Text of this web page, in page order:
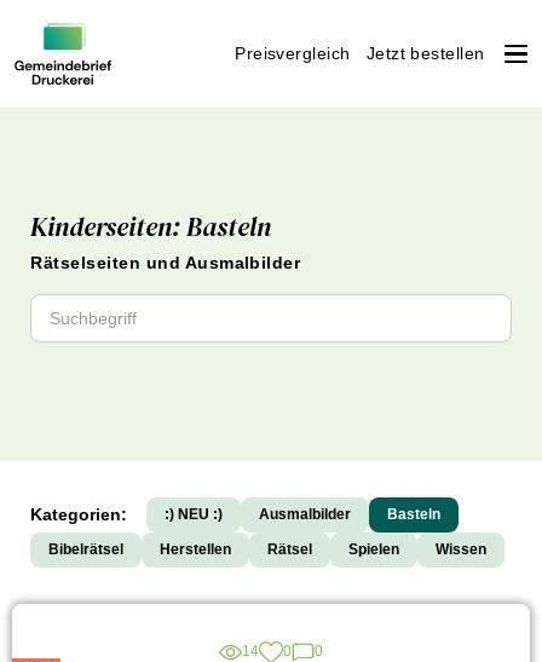
Preisvergleich Jetzt bestellen
Kinderseiten: Basteln
Rätselseiten und Ausmalbilder
Kategorien: :) NEU :) Ausmalbilder Basteln
Bibelrätsel Herstellen Rätsel Spielen Wissen
14 0
0